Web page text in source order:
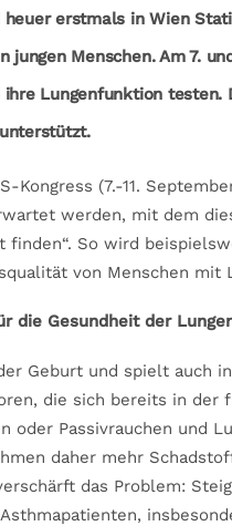
erstmals in Wien
jungen Menschen. Am 7.
Lungenfunktion testen.
Kongress (7.-11.
werden, mit dem
finden“. So wird
von Menschen mit
die Gesundheit der
Geburt und spielt auch
die sich bereits in der
oder Passivrauchen und
daher mehr
das Problem: